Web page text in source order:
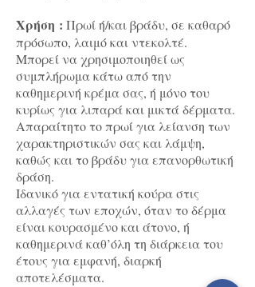
Χρήση : Πρωί ή/και βράδυ, σε καθαρό
πρόσωπο, λαιμό και ντεκολτέ.
Μπορεί να χρησιμοποιηθεί ως
συμπλήρωμα κάτω από την
καθημερινή κρέμα σας, ή μόνο του
κυρίως για λιπαρά και μικτά δέρματα.
Απαραίτητο το πρωί για λείανση των
χαρακτηριστικών σας και λάμψη,
καθώς και το βράδυ για επανορθωτική
δράση.
Ιδανικό για εντατική κούρα στις
αλλαγές των εποχών, όταν το δέρμα
είναι κουρασμένο και άτονο, ή
καθημερινά καθ’όλη τη διάρκεια του
έτους για εμφανή, διαρκή
αποτελέσματα.